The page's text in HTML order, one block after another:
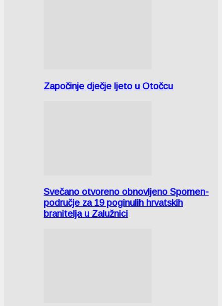
Započinje dječje ljeto u Otočcu
Svečano otvoreno obnovljeno Spomen-
područje za 19 poginulih hrvatskih
branitelja u Zalužnici